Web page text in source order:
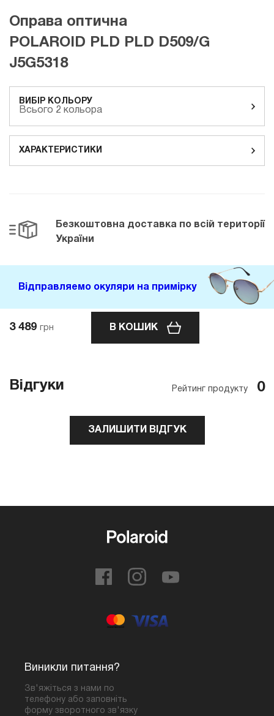
Оправа оптична
POLAROID PLD PLD D509/G
J5G5318
ВИБІР КОЛЬОРУ
Всього 2 кольора
ХАРАКТЕРИСТИКИ
3 489 грн В КОШИК
Безкоштовна доставка по всій території
України
Відправляемо окуляри на примірку
Відгуки Рейтинг продукту 0
ЗАЛИШИТИ ВІДГУК
Виникли питання?
Зв'яжіться з нами по
телефону або заповніть
форму зворотного зв'язку